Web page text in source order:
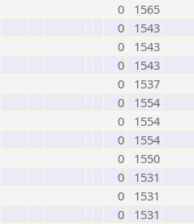
0
1565
0
1543
0
1543
0
1543
0
1537
0
1554
0
1554
0
1554
0
1550
0
1531
0
1531
0
1531